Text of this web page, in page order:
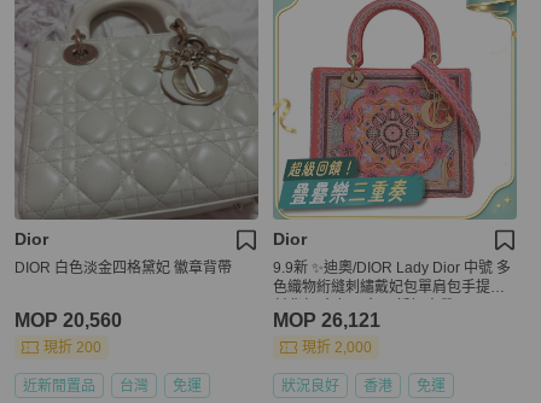
Dior
DIOR 白色淡金四格黛妃 徽章背帶
MOP 20,560
現折 200
近新閒置品 台灣 免運
Dior
9.9新 ✨迪奧/DIOR Lady Dior 中號 多
色織物絎縫刺繡戴妃包單肩包手提包
MOP 26,121
現折 2,000
狀況良好 香港 免運